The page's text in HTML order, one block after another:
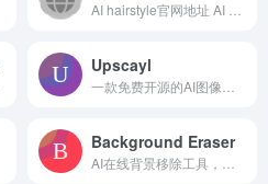
Upscayl
Background Eraser